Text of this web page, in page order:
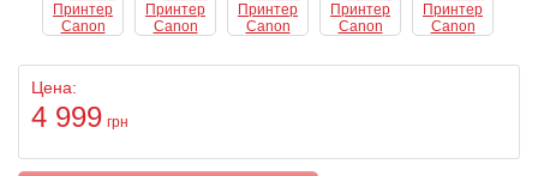
Цена:
4 999 грн